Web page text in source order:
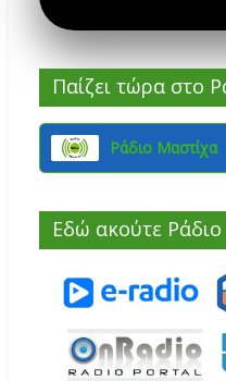
Παίζει τώρα στο
Ράδιο Μαστίχα
Εδώ ακούτε